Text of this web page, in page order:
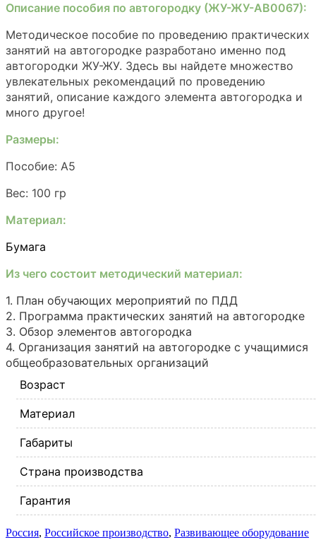
Описание пособия по автогородку (ЖУ-ЖУ-АВ0067):
Методическое пособие по проведению практических
занятий на автогородке разработано именно под
автогородки ЖУ-ЖУ. Здесь вы найдете множество
увлекательных рекомендаций по проведению
занятий, описание каждого элемента автогородка и
много другое!
Размеры:
Пособие: А5
Вес: 100 гр
Материал:
Бумага
Из чего состоит методический материал:
1. План обучающих мероприятий по ПДД
2. Программа практических занятий на автогородке
3. Обзор элементов автогородка
4. Организация занятий на автогородке с учащимися
общеобразовательных организаций
Возраст
Материал
Габариты
Страна производства
Гарантия
Россия, Российское производство, Развивающее оборудование